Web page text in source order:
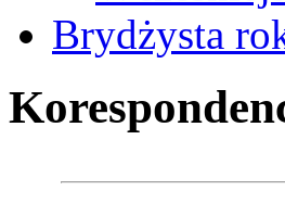
Brydżysta